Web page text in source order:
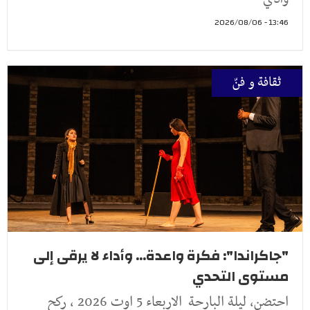
13:46 - 2026/08/06
ثقافة و فنّ
"جاكراندا": فكرة واعدة... وأداء لا يرقى إلى
مستوى التحدي
احتضن، ليلة البارحة الاربعاء 5 اوت 2026 ، ركح